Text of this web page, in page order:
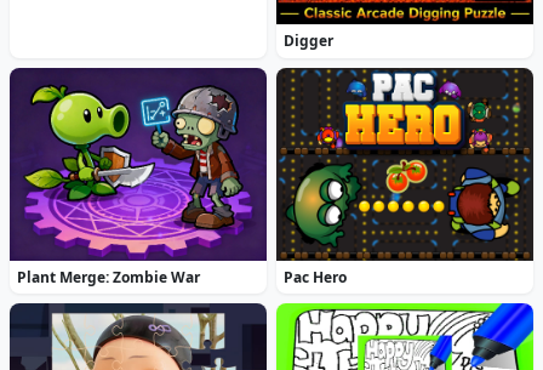
Digger
Plant Merge: Zombie War Pac Hero